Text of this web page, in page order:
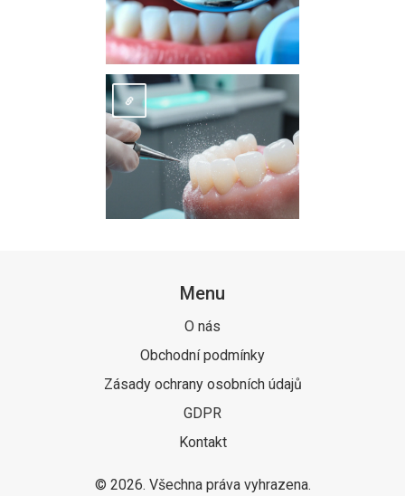
Menu
O nás
Obchodní podmínky
Zásady ochrany osobních údajů
GDPR
Kontakt
© 2026. Všechna práva vyhrazena.